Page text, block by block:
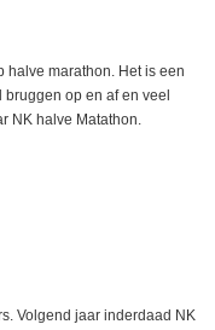
halve marathon. Het is een
op en af en veel
NK halve Matathon.
Volgend jaar inderdaad NK